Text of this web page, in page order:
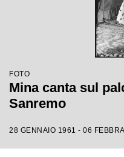
FOTO
Mina canta sul
Sanremo
28 GENNAIO 1961 - 06